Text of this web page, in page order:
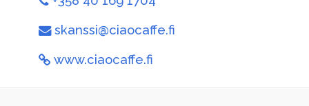
skanssi@ciaocaffe.fi
www.ciaocaffe.fi